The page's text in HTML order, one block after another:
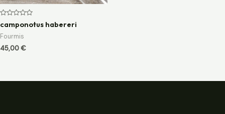
0
sur
5
camponotus habereri
Fourmis
45,00€